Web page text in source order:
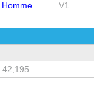
Homme V1
42,195